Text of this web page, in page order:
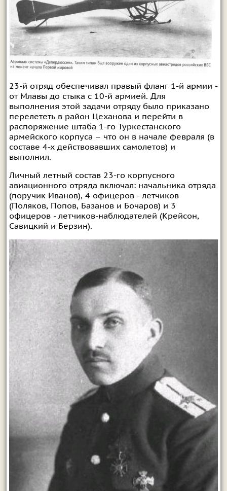
23-й отряд обеспечивал правый фланг 1-й армии -
от Млавы до стыка с 10-й армией. Для
выполнения этой задачи отряду было приказано
перелететь в район Цеханова и перейти в
распоряжение штаба 1-го Туркестанского
армейского корпуса – что он в начале февраля (в
составе 4-х действовавших самолетов) и
выполнил.
Личный летный состав 23-го корпусного
авиационного отряда включал: начальника отряда
(поручик Иванов), 4 офицеров - летчиков
(Поляков, Попов, Базанов и Бочаров) и 3
офицеров - летчиков-наблюдателей (Крейсон,
Савицкий и Берзин).